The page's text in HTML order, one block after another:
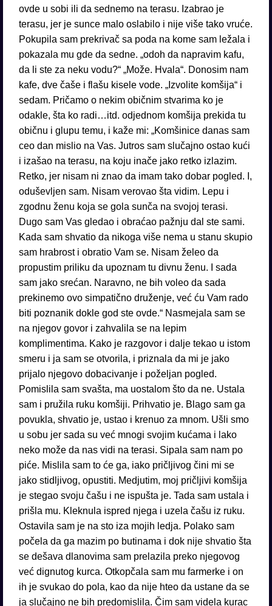
ovde u sobi ili da sednemo na terasu. Izabrao je
terasu, jer je sunce malo oslabilo i nije više tako vruće.
Pokupila sam prekrivač sa poda na kome sam ležala i
pokazala mu gde da sedne. „odoh da napravim kafu,
da li ste za neku vodu?“ „Može. Hvala“. Donosim nam
kafe, dve čaše i flašu kisele vode. „Izvolite komšija“ i
sedam. Pričamo o nekim običnim stvarima ko je
odakle, šta ko radi…itd. odjednom komšija prekida tu
običnu i glupu temu, i kaže mi: „Komšinice danas sam
ceo dan mislio na Vas. Jutros sam slučajno ostao kući
i izašao na terasu, na koju inače jako retko izlazim.
Retko, jer nisam ni znao da imam tako dobar pogled. I,
oduševljen sam. Nisam verovao šta vidim. Lepu i
zgodnu ženu koja se gola sunča na svojoj terasi.
Dugo sam Vas gledao i obraćao pažnju dal ste sami.
Kada sam shvatio da nikoga više nema u stanu skupio
sam hrabrost i obratio Vam se. Nisam želeo da
propustim priliku da upoznam tu divnu ženu. I sada
sam jako srećan. Naravno, ne bih voleo da sada
prekinemo ovo simpatično druženje, već ću Vam rado
biti poznanik dokle god ste ovde.“ Nasmejala sam se
na njegov govor i zahvalila se na lepim
komplimentima. Kako je razgovor i dalje tekao u istom
smeru i ja sam se otvorila, i priznala da mi je jako
prijalo njegovo dobacivanje i poželjan pogled.
Pomislila sam svašta, ma uostalom što da ne. Ustala
sam i pružila ruku komšiji. Prihvatio je. Blago sam ga
povukla, shvatio je, ustao i krenuo za mnom. Ušli smo
u sobu jer sada su već mnogi svojim kućama i lako
neko može da nas vidi na terasi. Sipala sam nam po
piće. Mislila sam to će ga, iako pričljivog čini mi se
jako stidljivog, opustiti. Medjutim, moj pričljivi komšija
je stegao svoju čašu i ne ispušta je. Tada sam ustala i
prišla mu. Kleknula ispred njega i uzela čašu iz ruku.
Ostavila sam je na sto iza mojih ledja. Polako sam
počela da ga mazim po butinama i dok nije shvatio šta
se dešava dlanovima sam prelazila preko njegovog
već dignutog kurca. Otkopčala sam mu farmerke i on
ih je svukao do pola, kao da nije hteo da ustane da se
ja slučajno ne bih predomislila. Čim sam videla kurac